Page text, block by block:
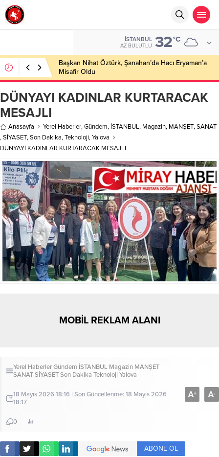
İSTANBUL
AZ BULUTLU 32°C
Başkan Nihat Öztürk, Şanahan’da Hacı Eryaman’a
Misafir Oldu
DÜNYAYI KADINLAR KURTARACAK
MESAJLI
Anasayfa Yerel Haberler,Gündem, İSTANBUL, Magazin, MANŞET,SANAT
,SİYASET,Son Dakika,Teknoloji,Yalova
DÜNYAYI KADINLAR KURTARACAK MESAJLI
MOBİL REKLAM ALANI
Yerel HaberlerGündem İSTANBUL Magazin MANŞET
SANATSİYASETSon Dakika Teknoloji Yalova
18 Mayıs 2026 18:16 | Son Güncellenme: 18 Mayıs 2026
18:17
0
A+ A-
ABONE OL